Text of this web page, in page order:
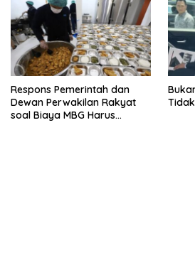
Respons Pemerintah dan
Dewan Perwakilan Rakyat
soal Biaya MBG Harus
Tidak